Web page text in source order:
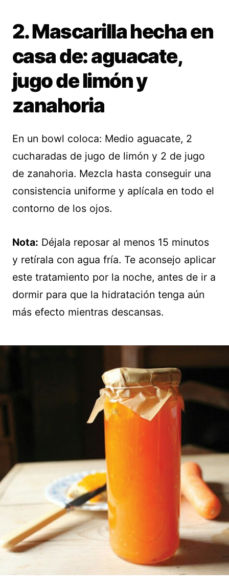
2. Mascarilla hecha en
casa de: aguacate,
jugo de limón y
zanahoria
En un bowl coloca: Medio aguacate, 2
cucharadas de jugo de limón y 2 de jugo
de zanahoria. Mezcla hasta conseguir una
consistencia uniforme y aplícala en todo el
contorno de los ojos.
Nota: Déjala reposar al menos 15 minutos
y retírala con agua fría. Te aconsejo aplicar
este tratamiento por la noche, antes de ir a
dormir para que la hidratación tenga aún
más efecto mientras descansas.